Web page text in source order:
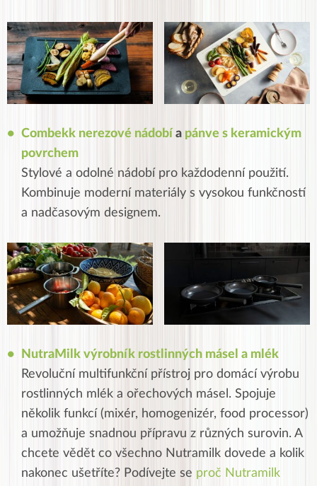
Combekk nerezové nádobí a pánve s keramickým
povrchem
Stylové a odolné nádobí pro každodenní použití.
Kombinuje moderní materiály s vysokou funkčností
a nadčasovým designem.
NutraMilk výrobník rostlinných másel a mlék
Revoluční multifunkční přístroj pro domácí výrobu
rostlinných mlék a ořechových másel. Spojuje
několik funkcí (mixér, homogenizér, food processor)
a umožňuje snadnou přípravu z různých surovin. A
chcete vědět co všechno Nutramilk dovede a kolik
nakonec ušetříte? Podívejte se proč Nutramilk